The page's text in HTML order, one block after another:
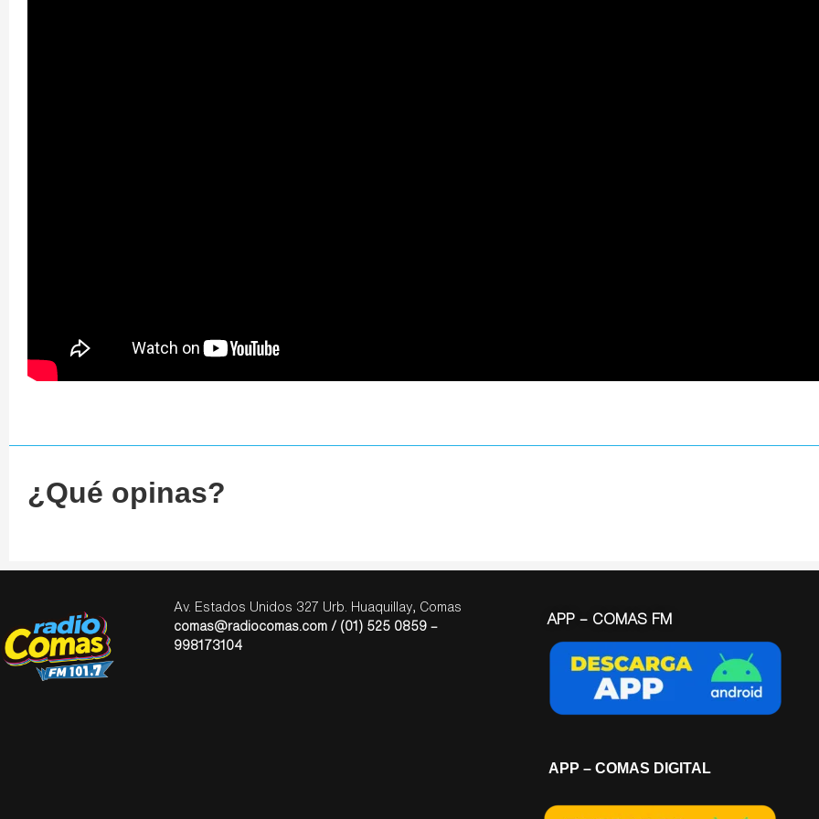
¿Qué opinas?
Av. Estados Unidos 327 Urb. Huaquillay, Comas
comas@radiocomas.com / (01) 525 0859 –
998173104
APP – COMAS FM
APP – COMAS DIGITAL